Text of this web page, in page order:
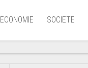
ECONOMIE SOCIETE